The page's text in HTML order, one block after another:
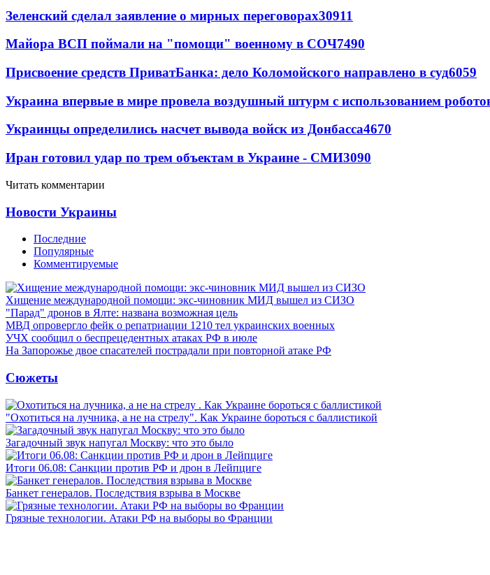
Зеленский сделал заявление о мирных переговорах30911
Майора ВСП поймали на "помощи" военному в СОЧ7490
Присвоение средств ПриватБанка: дело Коломойского направлено в суд6059
Украина впервые в мире провела воздушный штурм с использованием
Украинцы определились насчет вывода войск из Донбасса4670
Иран готовил удар по трем объектам в Украине - СМИ3090
Читать комментарии
Новости Украины
Последние
Популярные
Комментируемые
Хищение международной помощи: экс-чиновник МИД вышел из СИЗО
"Парад" дронов в Ялте: названа возможная цель
МВД опровергло фейк о репатриации 1210 тел украинских военных
УЧХ сообщил о беспрецедентных атаках РФ в июле
На Запорожье двое спасателей пострадали при повторной атаке РФ
Сюжеты
"Охотиться на лучника, а не на стрелу". Как Украине бороться с баллистикой
Загадочный звук напугал Москву: что это было
Итоги 06.08: Санкции против РФ и дрон в Лейпциге
Банкет генералов. Последствия взрыва в Москве
Грязные технологии. Атаки РФ на выборы во Франции